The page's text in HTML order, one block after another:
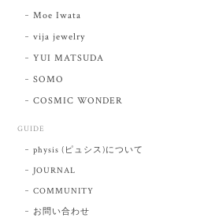
Moe Iwata
vija jewelry
YUI MATSUDA
SOMO
COSMIC WONDER
GUIDE
physis (ピュシス)について
JOURNAL
COMMUNITY
お問い合わせ